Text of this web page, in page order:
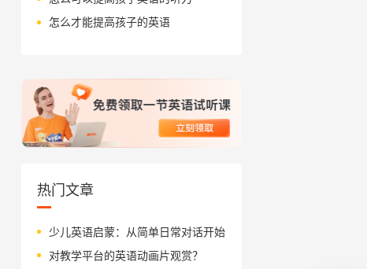
怎么才能提高孩子的英语
热门文章
少儿英语启蒙：从简单日常对话开始
对教学平台的英语动画片观赏？